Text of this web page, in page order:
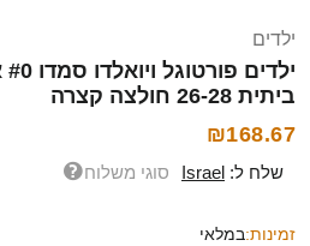
ילדים
ביתית 26-28 חולצה קצרה
₪168.67
שלח ל: Israel סוגי משלוח
זמינות:במלאי